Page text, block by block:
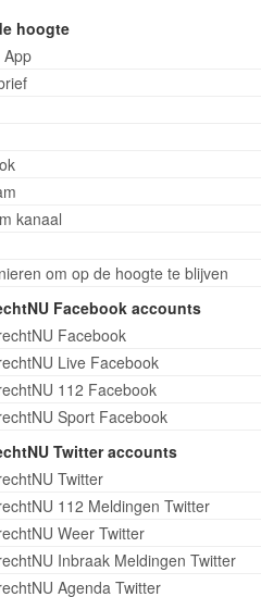
hoogte
kanaal
om op de hoogte te blijven
Facebook accounts
Facebook
Live Facebook
112 Facebook
Sport Facebook
Twitter accounts
Twitter
112 Meldingen Twitter
Weer Twitter
Inbraak Meldingen Twitter
Agenda Twitter